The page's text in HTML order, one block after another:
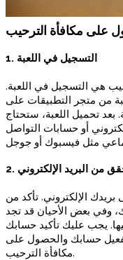
على مكافأة الترحيب
1. التسجيل في اللعبة
هي التسجيل في اللعبة.
من متجر التطبيقات على
تحميل اللعبة، ستحتاج
أو حسابات التواصل
من البريد الإلكتروني
الإلكتروني. تأكد من
وفي بعض الأحيان قد تجد
يجب عليك تأكيد حسابك
حسابك والحصول على
مكافأة الترحيب.